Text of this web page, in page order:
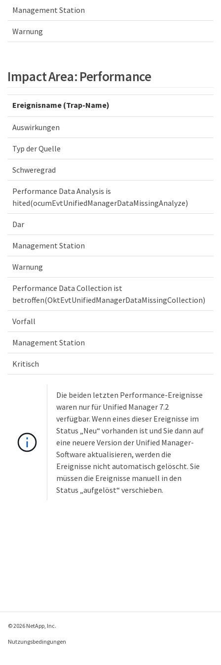
Management Station
Warnung
Impact Area: Performance
Ereignisname (Trap-Name)
Auswirkungen
Typ der Quelle
Schweregrad
Performance Data Analysis is
hited(ocumEvtUnifiedManagerDataMissingAnalyze)
Dar
Management Station
Warnung
Performance Data Collection ist
betroffen(OktEvtUnifiedManagerDataMissingCollection)
Vorfall
Management Station
Kritisch
Die beiden letzten Performance-Ereignisse
waren nur für Unified Manager 7.2
verfügbar. Wenn eines dieser Ereignisse im
Status „Neu“ vorhanden ist und Sie dann auf
eine neuere Version der Unified Manager-
Software aktualisieren, werden die
Ereignisse nicht automatisch gelöscht. Sie
müssen die Ereignisse manuell in den
Status „aufgelöst“ verschieben.
© 2026 NetApp, Inc.
Nutzungsbedingungen